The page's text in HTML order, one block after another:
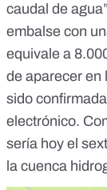
caudal de
embalse con
equivale a
de aparecer en
sido
electrónico.
sería hoy el
la cuenca